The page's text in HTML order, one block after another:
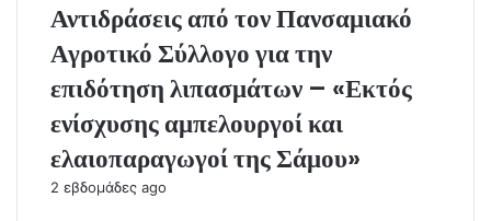
Αντιδράσεις από τον Πανσαμιακό
Αγροτικό Σύλλογο για την
επιδότηση λιπασμάτων – «Εκτός
ενίσχυσης αμπελουργοί και
ελαιοπαραγωγοί της Σάμου»
2 εβδομάδες ago